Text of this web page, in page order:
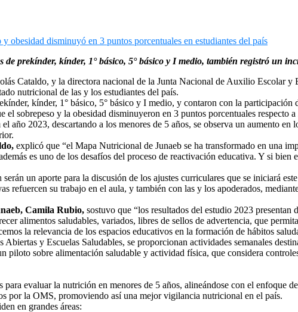
de prekínder, kínder, 1° básico, 5° básico y I medio, también registró un
Cataldo, y la directora nacional de la Junta Nacional de Auxilio Escolar
nutricional de las y los estudiantes del país.
kínder, 1° básico, 5° básico y I medio, y contaron con la
el sobrepeso y la obesidad disminuyeron en 3 puntos porcentuales respecto a
año 2023, descartando a los menores de 5 años, se observa un aumento
explicó que “el Mapa Nutricional de Junaeb se ha transformado en una
es uno de los desafíos del proceso de reactivación educativa. Y si
un aporte para la discusión de los ajustes curriculares que se iniciará
refuercen su trabajo en el aula, y también con las y los apoderados,
Camila Rubio, sostuvo que “los resultados del estudio 2023
alimentos saludables, variados, libres de sellos de advertencia, que
la relevancia de los espacios educativos en la formación de hábitos
Abiertas y Escuelas Saludables, se proporcionan actividades semanales
piloto sobre alimentación saludable y actividad física, que considera
para evaluar la nutrición en menores de 5 años, alineándose con el
por la OMS, promoviendo así una mejor vigilancia nutricional en el país.
en grandes áreas: